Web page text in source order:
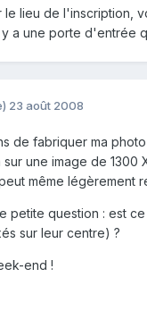
le lieu de l'inscription,
y a une porte d'entrée
23 août 2008
de fabriquer ma
sur une image de
même légèrement
petite question : est
sur leur centre) ?
end !